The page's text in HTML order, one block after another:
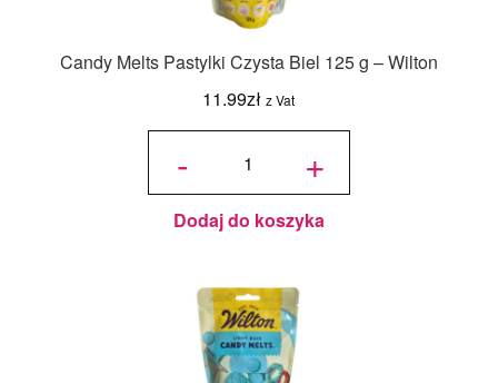
Candy Melts Pastylki Czysta Biel 125 g – Wilton
11.99zł z Vat
-
ilość
Pastylki
Czysta
Biel
125 g -
Wilton
+
Dodaj do koszyka